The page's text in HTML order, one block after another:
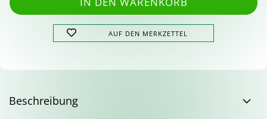
AUF DEN MERKZETTEL
Beschreibung